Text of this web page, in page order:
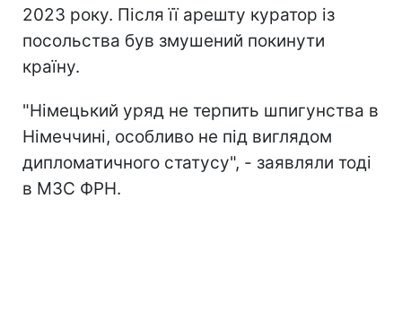
2023 року. Після її арешту куратор із
посольства був змушений покинути
країну.
"Німецький уряд не терпить шпигунства в
Німеччині, особливо не під виглядом
дипломатичного статусу", - заявляли тоді
в МЗС ФРН.